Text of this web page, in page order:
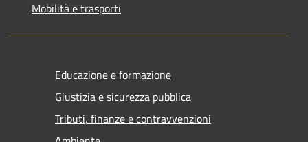
Mobilità e trasporti
Educazione e formazione
Giustizia e sicurezza pubblica
Tributi, finanze e contravvenzioni